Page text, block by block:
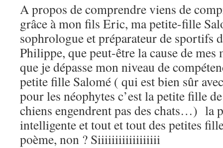
A propos de comprendre viens de
grâce à mon fils Eric, ma petite-fille
sophrologue et préparateur de sportifs
Philippe, que peut-être la cause de mes
que je dépasse mon niveau de
petite fille Salomé ( qui est bien sûr
pour les néophytes c’est la petite fille
chiens engendrent pas des chats…) la
intelligente et tout et tout des petites
poème, non ? Siiiiiiiiiiiiiiiiii